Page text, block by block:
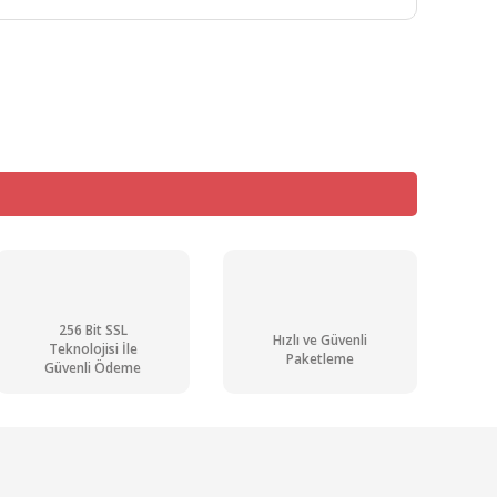
256 Bit SSL
Teknolojisi İle
Güvenli Ödeme
Hızlı ve Güvenli
Paketleme